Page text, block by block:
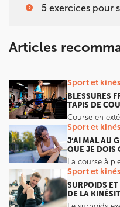
5 exercices pour
Articles
Sport et
BLESSURES
TAPIS DE
Course en
Sport et
J’AI MAL AU
QUE JE DOIS
La course à
Sport et
SURPOIDS
DE LA